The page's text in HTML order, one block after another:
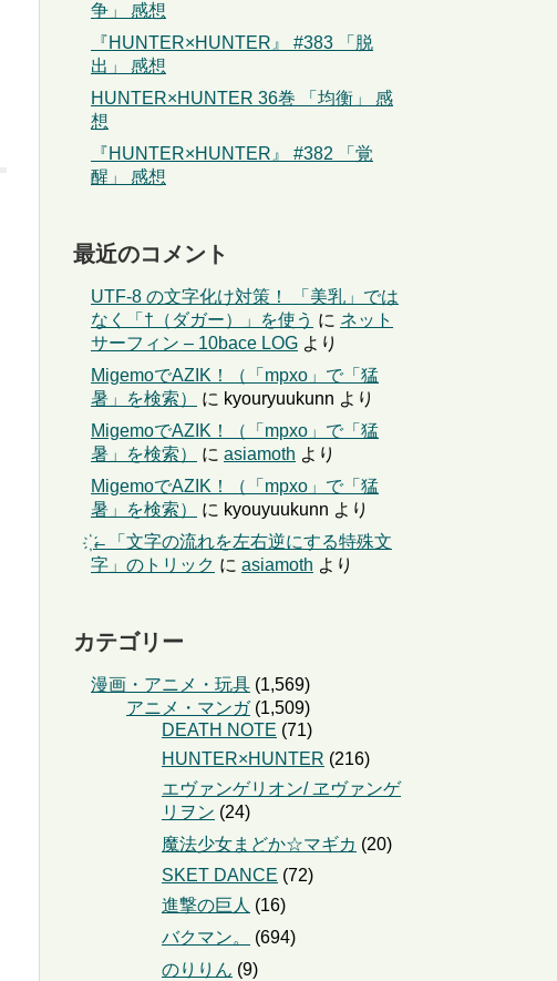
争」 感想
『HUNTER×HUNTER』 #383 「脱
出」 感想
HUNTER×HUNTER 36巻 「均衡」 感
想
『HUNTER×HUNTER』 #382 「覚
醒」 感想
最近のコメント
UTF-8 の文字化け対策！ 「美乳」では
なく「†（ダガー）」を使う に ネット
サーフィン – 10bace LOG より
MigemoでAZIK！（「mpxo」で「猛
暑」を検索）
に kyouryuukunn より
MigemoでAZIK！（「mpxo」で「猛
暑」を検索）
に asiamoth より
MigemoでAZIK！（「mpxo」で「猛
暑」を検索）
に kyouyuukunn より
҉←「文字の流れを左右逆にする特殊文
字」のトリック に asiamoth より
カテゴリー
漫画・アニメ・玩具 (1,569)
アニメ・マンガ(1,509)
DEATH NOTE (71)
HUNTER×HUNTER (216)
エヴァンゲリオン/ ヱヴァンゲ
リヲン (24)
魔法少女まどか☆マギカ (20)
SKET DANCE (72)
進撃の巨人 (16)
バクマン。
(694)
のりりん (9)